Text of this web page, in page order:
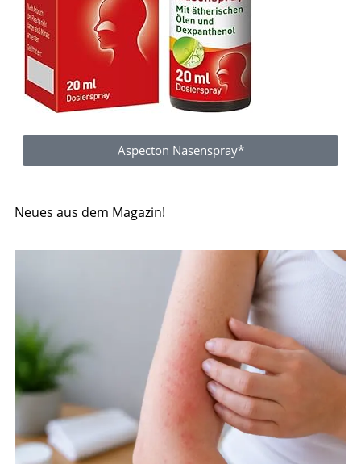
Aspecton Nasenspray*
Neues aus dem Magazin!